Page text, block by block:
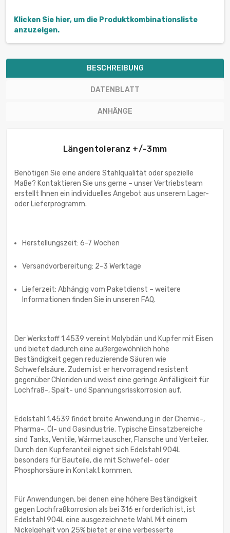
Klicken Sie hier, um die Produktkombinationsliste
anzuzeigen.
BESCHREIBUNG
DATENBLATT
ANHÄNGE
Längentoleranz +/-3mm
Benötigen Sie eine andere Stahlqualität oder spezielle
Maße? Kontaktieren Sie uns gerne – unser Vertriebsteam
erstellt Ihnen ein individuelles Angebot aus unserem Lager-
oder Lieferprogramm.
Herstellungszeit: 6-7 Wochen
Versandvorbereitung: 2-3 Werktage
Lieferzeit: Abhängig vom Paketdienst – weitere
Informationen finden Sie in unseren FAQ.
Der Werkstoff 1.4539 vereint Molybdän und Kupfer mit Eisen
und bietet dadurch eine außergewöhnlich hohe
Beständigkeit gegen reduzierende Säuren wie
Schwefelsäure. Zudem ist er hervorragend resistent
gegenüber Chloriden und weist eine geringe Anfälligkeit für
Lochfraß-, Spalt- und Spannungsrisskorrosion auf.
Edelstahl 1.4539 findet breite Anwendung in der Chemie-,
Pharma-, Öl- und Gasindustrie. Typische Einsatzbereiche
sind Tanks, Ventile, Wärmetauscher, Flansche und Verteiler.
Durch den Kupferanteil eignet sich Edelstahl 904L
besonders für Bauteile, die mit Schwefel- oder
Phosphorsäure in Kontakt kommen.
Für Anwendungen, bei denen eine höhere Beständigkeit
gegen Lochfraßkorrosion als bei 316 erforderlich ist, ist
Edelstahl 904L eine ausgezeichnete Wahl. Mit einem
Nickelgehalt von 25% bietet er eine verbesserte